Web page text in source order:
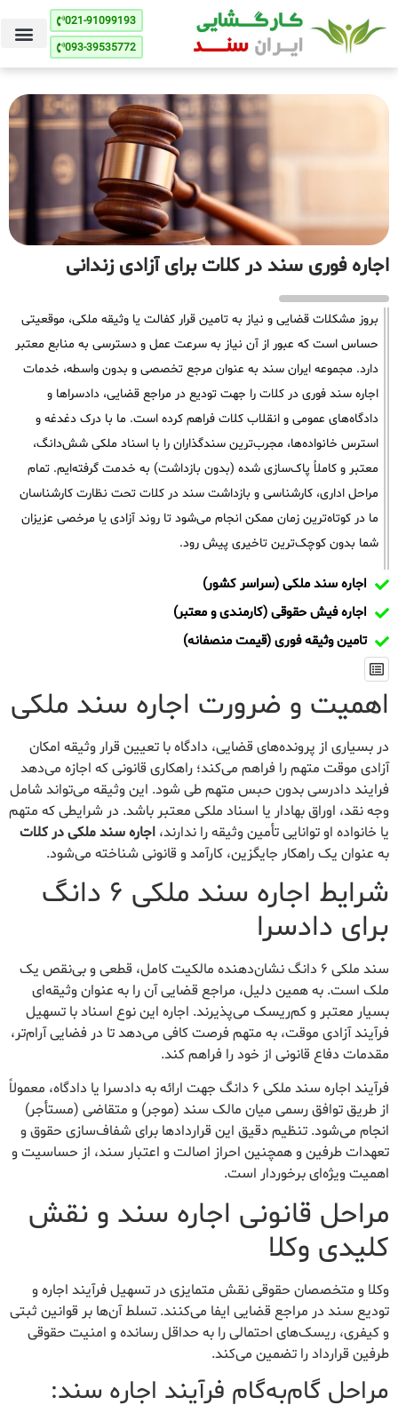
021-91099193
093-39535772
اجاره فوری سند در کلات برای آزادی زندانی
بروز مشکلات قضایی و نیاز به تامین قرار کفالت یا وثیقه ملکی، موقعیتی
حساس است که عبور از آن نیاز به سرعت عمل و دسترسی به منابع معتبر
دارد. مجموعه ایران سند به عنوان مرجع تخصصی و بدون واسطه، خدمات
اجاره سند فوری در کلات را جهت تودیع در مراجع قضایی، دادسراها و
دادگاه‌های عمومی و انقلاب کلات فراهم کرده است. ما با درک دغدغه و
استرس خانواده‌ها، مجرب‌ترین سندگذاران را با اسناد ملکی شش‌دانگ،
معتبر و کاملاً پاک‌سازی شده (بدون بازداشت) به خدمت گرفته‌ایم. تمام
مراحل اداری، کارشناسی و بازداشت سند در کلات تحت نظارت کارشناسان
ما در کوتاه‌ترین زمان ممکن انجام می‌شود تا روند آزادی یا مرخصی عزیزان
شما بدون کوچک‌ترین تاخیری پیش رود.
اجاره سند ملکی (سراسر کشور)
اجاره فیش حقوقی (کارمندی و معتبر)
تامین وثیقه فوری (قیمت منصفانه)
اهمیت و ضرورت اجاره سند ملکی
در بسیاری از پرونده‌های قضایی، دادگاه با تعیین قرار وثیقه امکان
آزادی موقت متهم را فراهم می‌کند؛ راهکاری قانونی که اجازه می‌دهد
فرایند دادرسی بدون حبس متهم طی شود. این وثیقه می‌تواند شامل
وجه نقد، اوراق بهادار یا اسناد ملکی معتبر باشد. در شرایطی که متهم
یا خانواده او توانایی تأمین وثیقه را ندارند، اجاره سند ملکی در کلات
به عنوان یک راهکار جایگزین، کارآمد و قانونی شناخته می‌شود.
شرایط اجاره سند ملکی ۶ دانگ
برای دادسرا
سند ملکی ۶ دانگ نشان‌دهنده مالکیت کامل، قطعی و بی‌نقص یک
ملک است. به همین دلیل، مراجع قضایی آن را به عنوان وثیقه‌ای
بسیار معتبر و کم‌ریسک می‌پذیرند. اجاره این نوع اسناد با تسهیل
فرآیند آزادی موقت، به متهم فرصت کافی می‌دهد تا در فضایی آرام‌تر،
مقدمات دفاع قانونی از خود را فراهم کند.
فرآیند اجاره سند ملکی ۶ دانگ جهت ارائه به دادسرا یا دادگاه، معمولاً
از طریق توافق رسمی میان مالک سند (موجر) و متقاضی (مستأجر)
انجام می‌شود. تنظیم دقیق این قراردادها برای شفاف‌سازی حقوق و
تعهدات طرفین و همچنین احراز اصالت و اعتبار سند، از حساسیت و
اهمیت ویژه‌ای برخوردار است.
مراحل قانونی اجاره سند و نقش
کلیدی وکلا
وکلا و متخصصان حقوقی نقش متمایزی در تسهیل فرآیند اجاره و
تودیع سند در مراجع قضایی ایفا می‌کنند. تسلط آن‌ها بر قوانین ثبتی
و کیفری، ریسک‌های احتمالی را به حداقل رسانده و امنیت حقوقی
طرفین قرارداد را تضمین می‌کند.
مراحل گام‌به‌گام فرآیند اجاره سند: